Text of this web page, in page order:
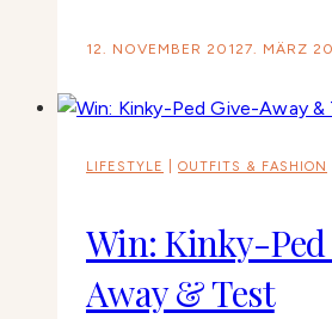
12. NOVEMBER 20127. MÄRZ
LIFESTYLE OUTFITS & FASHION
Win: Kinky-
Away & Test